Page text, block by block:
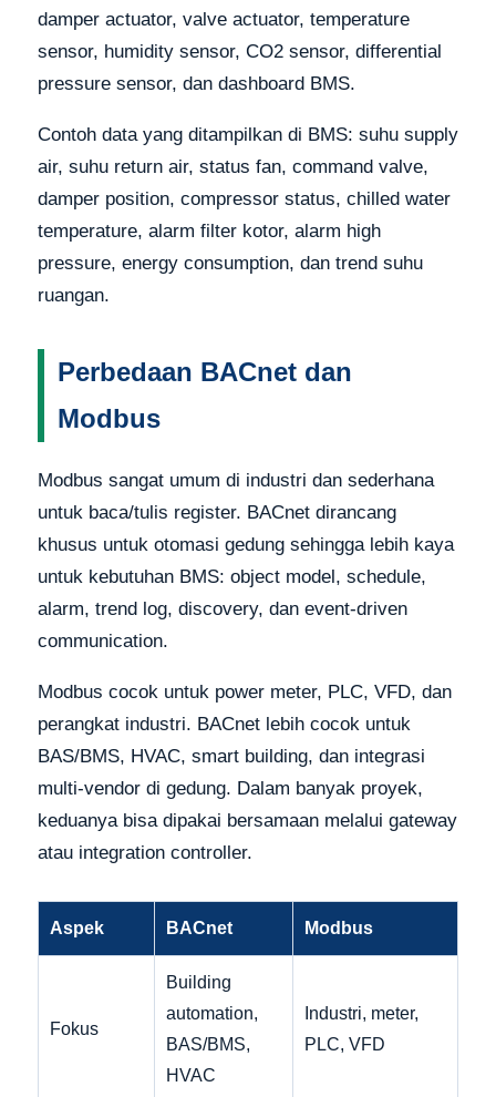
damper actuator, valve actuator, temperature
sensor, humidity sensor, CO2 sensor, differential
pressure sensor, dan dashboard BMS.
Contoh data yang ditampilkan di BMS: suhu supply
air, suhu return air, status fan, command valve,
damper position, compressor status, chilled water
temperature, alarm filter kotor, alarm high
pressure, energy consumption, dan trend suhu
ruangan.
Perbedaan BACnet dan
Modbus
Modbus sangat umum di industri dan sederhana
untuk baca/tulis register. BACnet dirancang
khusus untuk otomasi gedung sehingga lebih kaya
untuk kebutuhan BMS: object model, schedule,
alarm, trend log, discovery, dan event-driven
communication.
Modbus cocok untuk power meter, PLC, VFD, dan
perangkat industri. BACnet lebih cocok untuk
BAS/BMS, HVAC, smart building, dan integrasi
multi-vendor di gedung. Dalam banyak proyek,
keduanya bisa dipakai bersamaan melalui gateway
atau integration controller.
Aspek BACnet Modbus
Fokus
Building
automation,
BAS/BMS,
HVAC
Industri, meter,
PLC, VFD